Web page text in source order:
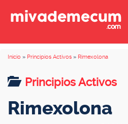
Inicio » Principios Activos » Rimexolona
Principios Activos
Rimexolona